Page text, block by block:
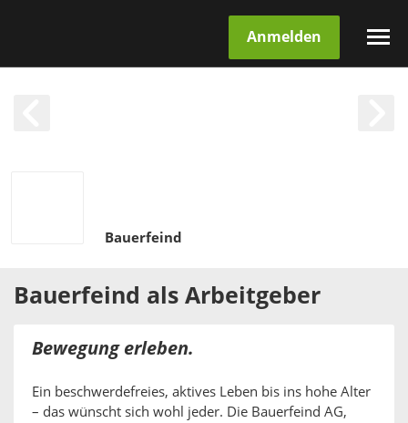
Anmelden
Bauerfeind
Bauerfeind als Arbeitgeber
Bewegung erleben.
Ein beschwerdefreies, aktives Leben bis ins hohe Alter
– das wünscht sich wohl jeder. Die Bauerfeind AG,